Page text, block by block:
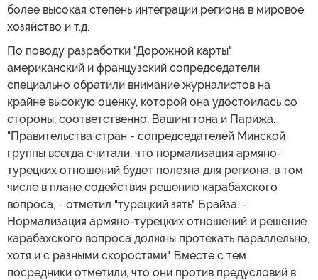
более высокая степень интеграции региона в мировое
хозяйство и т.д.
По поводу разработки "Дорожной карты"
американский и французский сопредседатели
специально обратили внимание журналистов на
крайне высокую оценку, которой она удостоилась со
стороны, соответственно, Вашингтона и Парижа.
"Правительства стран - сопредседателей Минской
группы всегда считали, что нормализация армяно-
турецких отношений будет полезна для региона, в том
числе в плане содействия решению карабахского
вопроса, - отметил "турецкий зять" Брайза. -
Нормализация армяно-турецких отношений и решение
карабахского вопроса должны протекать параллельно,
хотя и с разными скоростями". Вместе с тем
посредники отметили, что они против предусловий в